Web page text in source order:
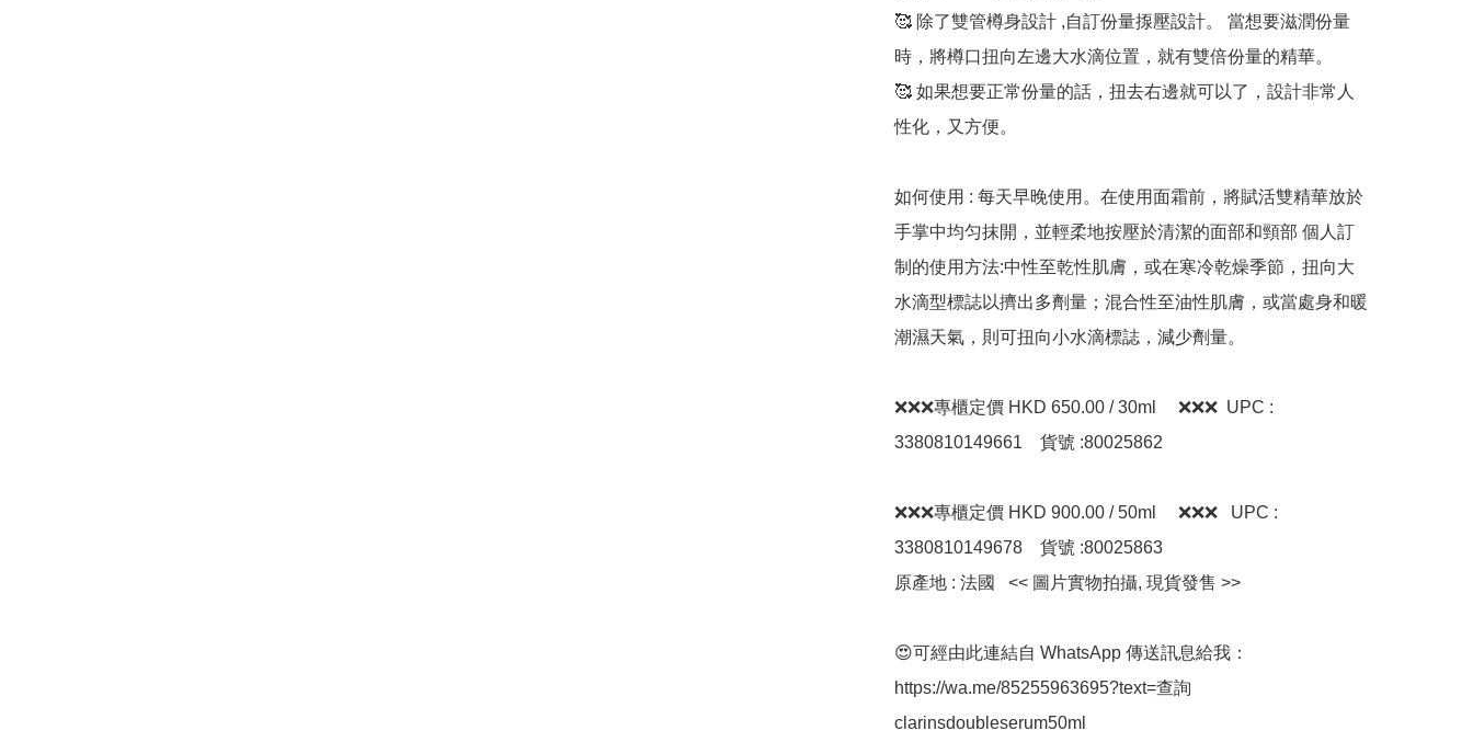
🥰 除了雙管樽身設計 ,自訂份量揼壓設計。 當想要滋潤份量
時，將樽口扭向左邊大水滴位置，就有雙倍份量的精華。
🥰 如果想要正常份量的話，扭去右邊就可以了，設計非常人
性化，又方便。
如何使用 : 每天早晚使用。在使用面霜前，將賦活雙精華放於
手掌中均匀抹開，並輕柔地按壓於清潔的面部和頸部 個人訂
制的使用方法:中性至乾性肌膚，或在寒冷乾燥季節，扭向大
水滴型標誌以擠出多劑量；混合性至油性肌膚，或當處身和暖
潮濕天氣，則可扭向小水滴標誌，減少劑量。
❌❌❌專櫃定價 HKD 650.00 / 30ml     ❌❌❌  UPC :
3380810149661    貨號 :80025862
❌❌❌專櫃定價 HKD 900.00 / 50ml     ❌❌❌   UPC :
3380810149678    貨號 :80025863
原產地 : 法國   << 圖片實物拍攝, 現貨發售 >>
😍可經由此連結自 WhatsApp 傳送訊息給我：
https://wa.me/85255963695?text=查詢
clarinsdoubleserum50ml